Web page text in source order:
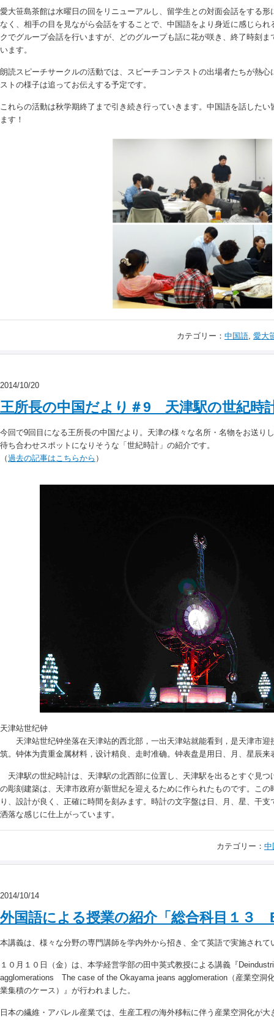
愛大笹島茶館は水曜日の回をリニューアルし、留学生との対面会話をする
なく、相手の目を見ながら会話をすることで、中国語をより身近に感じら
クでグループ会話を行いますが、どのグループも話に花が咲き、終了時刻
います。
朗読スピーチサークルの活動では、スピーチコンテストの出場者たちが熱
ストの様子は追ってお伝えする予定です。
これらの活動は秋学期終了まで引き続き行っていきます。中国語を話した
ます！
カテゴリー： 中国語, 愛大
2014/10/20
王所長の中国だより＃9 天津駅の世紀時
今回で9回目になる王所長の中国だより。天津の様々な名所・名物をお送り
待ち合わせスポットになりそうな「世紀時計」の紹介です。
（過去の記事はこちらから ）
天津站世纪钟
天津站世纪钟坐落在天津站的西北部，一出天津站就能看到，是天津市迎
筑。钟体为貴重金属材料，设计精良、走时准确。钟表盘是用日、月、星辰
天津駅の世紀時計は、天津駅の北西部に位置し、天津駅を出るとすぐ見つ
の彫刻建築は、天津市政府が新世紀を迎えるために作られたものです。こ
り、設計が良く、正確に時間を刻みます。時計の文字盤は日、月、星、干
洒落な感じに仕上がっています。
カテゴリー： 中
2014/10/14
外国語による授業の紹介「総合科目１３
本講義は、様々な分野の専門講師を学内外から招き、全て英語で実施されて
１０月１０日（金）は、本学経営学部の田中英式教授による講義『
agglomerations The case of the Okayama jeans agglomeration（産業空洞
業集積のケース）』が行われました。
日本の繊維・アパレル産業では、生産工程の海外移転に伴う産業空洞化が